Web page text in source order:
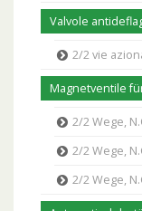
Valvole
2/2 vie
Magnetventile
2/2 Wege,
2/2 Wege,
2/2 Wege,